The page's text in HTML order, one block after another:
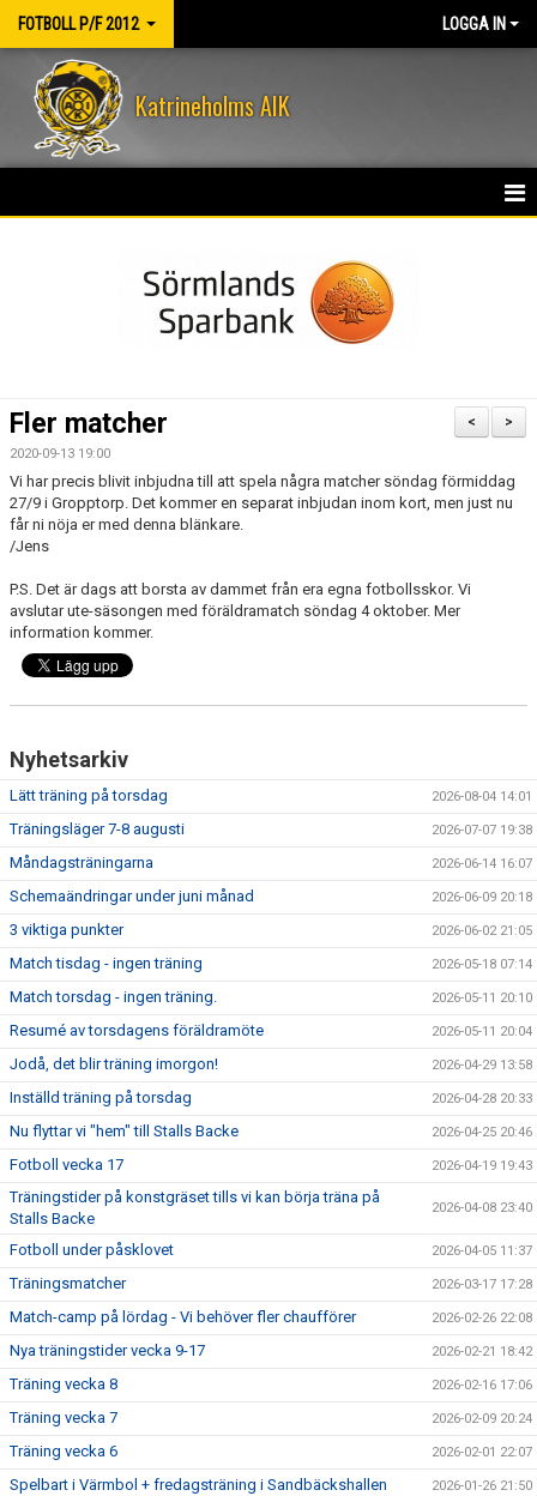
FOTBOLL P/F 2012 LOGGA IN
Katrineholms AIK
TRUPPEN
BILDGALLERI
DOKUMENT
KONTAKT
GÄSTBOK P/F12
>
<
Fler matcher
2020-09-13 19:00
Vi har precis blivit inbjudna till att spela några matcher söndag förmiddag
27/9 i Gropptorp. Det kommer en separat inbjudan inom kort, men just nu
får ni nöja er med denna blänkare.
/Jens
P.S. Det är dags att borsta av dammet från era egna fotbollsskor. Vi
avslutar ute-säsongen med föräldramatch söndag 4 oktober. Mer
information kommer.
Nyhetsarkiv
Lätt träning på torsdag 2026-08-04 14:01
Träningsläger 7-8 augusti 2026-07-07 19:38
Måndagsträningarna 2026-06-14 16:07
Schemaändringar under juni månad 2026-06-09 20:18
3 viktiga punkter 2026-06-02 21:05
Match tisdag - ingen träning 2026-05-18 07:14
Match torsdag - ingen träning. 2026-05-11 20:10
Resumé av torsdagens föräldramöte 2026-05-11 20:04
Jodå, det blir träning imorgon! 2026-04-29 13:58
Inställd träning på torsdag 2026-04-28 20:33
Nu flyttar vi "hem" till Stalls Backe 2026-04-25 20:46
Fotboll vecka 17 2026-04-19 19:43
Träningstider på konstgräset tills vi kan börja träna på
Stalls Backe
2026-04-08 23:40
Fotboll under påsklovet 2026-04-05 11:37
Träningsmatcher 2026-03-17 17:28
Match-camp på lördag - Vi behöver fler chaufförer 2026-02-26 22:08
Nya träningstider vecka 9-17 2026-02-21 18:42
Träning vecka 8 2026-02-16 17:06
Träning vecka 7 2026-02-09 20:24
Träning vecka 6 2026-02-01 22:07
Spelbart i Värmbol + fredagsträning i Sandbäckshallen 2026-01-26 21:50